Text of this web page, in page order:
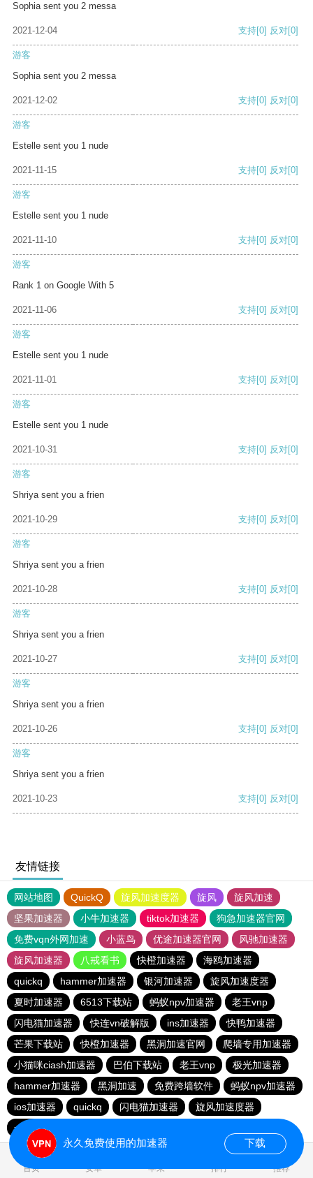
Sophia sent you 2 messa
2021-12-04 支持[0] 反对[0]
游客
Sophia sent you 2 messa
2021-12-02 支持[0] 反对[0]
游客
Estelle sent you 1 nude
2021-11-15 支持[0] 反对[0]
游客
Estelle sent you 1 nude
2021-11-10 支持[0] 反对[0]
游客
Rank 1 on Google With 5
2021-11-06 支持[0] 反对[0]
游客
Estelle sent you 1 nude
2021-11-01 支持[0] 反对[0]
游客
Estelle sent you 1 nude
2021-10-31 支持[0] 反对[0]
游客
Shriya sent you a frien
2021-10-29 支持[0] 反对[0]
游客
Shriya sent you a frien
2021-10-28 支持[0] 反对[0]
游客
Shriya sent you a frien
2021-10-27 支持[0] 反对[0]
游客
Shriya sent you a frien
2021-10-26 支持[0] 反对[0]
游客
Shriya sent you a frien
2021-10-23 支持[0] 反对[0]
友情链接
网站地图 QuickQ 旋风加速度器 旋风
旋风加速
坚果加速器
小牛加速器 tiktok加速器
狗急加速器官网
免费vqn外网加速
小蓝鸟 优途加速器官网
风驰加速器
旋风加速器
八戒看书 快橙加速器
海鸥加速器
quickq
hammer加速器 银河加速器
旋风加速度器
夏时加速器
6513下载站 蚂蚁npv加速器
老王vnp
闪电猫加速器
快连vn破解版 ins加速器
快鸭加速器
芒果下载站
快橙加速器 黑洞加速官网
爬墙专用加速器
小猫咪ciash加速器
巴伯下载站 老王vnp
极光加速器
hammer加速器
黑洞加速 免费跨墙软件
蚂蚁npv加速器
ios加速器
quickq 闪电猫加速器
旋风加速度器
一元机场
首页 安卓 苹果 排行 推荐
永久免费使用的加速器 下载
0.165103s